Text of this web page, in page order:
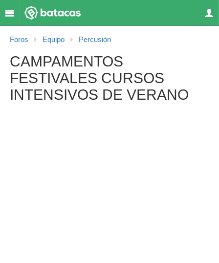
Foros Equipo Percusión
CAMPAMENTOS
FESTIVALES CURSOS
INTENSIVOS DE VERANO